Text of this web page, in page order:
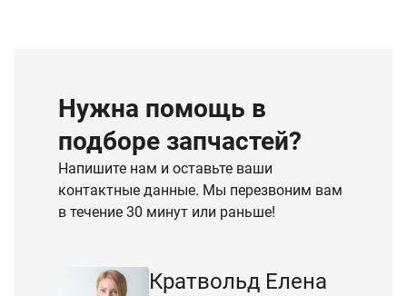
Нужна помощь в
подборе запчастей?
Напишите нам и оставьте ваши
контактные данные. Мы перезвоним вам
в течение 30 минут или раньше!
Кратвольд Елена